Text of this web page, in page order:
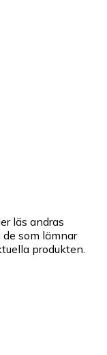
läs andras
som lämnar
produkten.